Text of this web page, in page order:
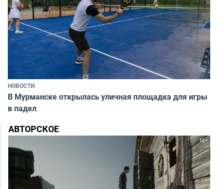
НОВОСТИ
В Мурманске открылась уличная площадка для игры
в падел
АВТОРСКОЕ